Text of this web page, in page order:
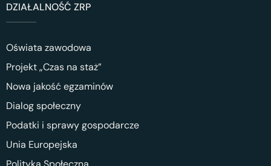
DZIAŁALNOŚĆ ZRP
Oświata zawodowa
Projekt „Czas na staż”
Nowa jakość egzaminów
Dialog społeczny
Podatki i sprawy gospodarcze
Unia Europejska